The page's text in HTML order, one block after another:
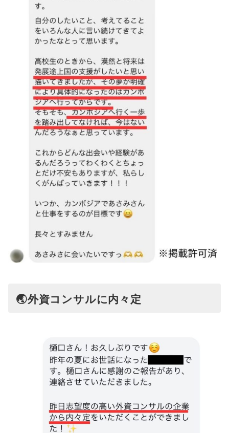
🌏外資コンサルに内々定